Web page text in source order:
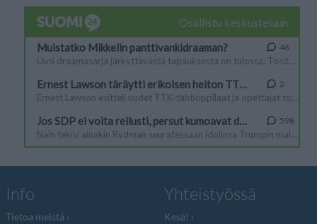
Info
Tietoa meistä
Yhteistyössä
Kesä!